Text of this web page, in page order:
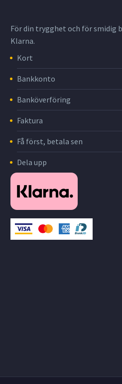
För din trygghet och för smidig
Klarna.
Kort
Bankkonto
Banköverföring
Faktura
Få först, betala sen
Dela upp